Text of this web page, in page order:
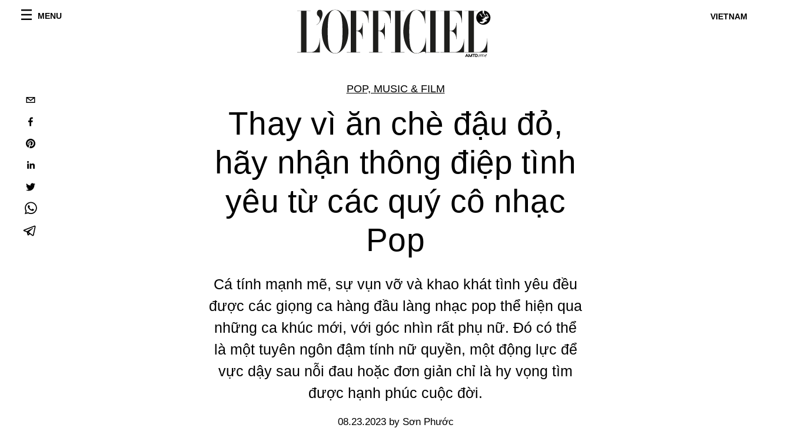
MENU VIETNAM
POP, MUSIC & FILM
Thay vì ăn chè đậu đỏ,
hãy nhận thông điệp tình
yêu từ các quý cô nhạc
Pop
Cá tính mạnh mẽ, sự vụn vỡ và khao khát tình yêu đều
được các giọng ca hàng đầu làng nhạc pop thể hiện qua
những ca khúc mới, với góc nhìn rất phụ nữ. Đó có thể
là một tuyên ngôn đậm tính nữ quyền, một động lực để
vực dậy sau nỗi đau hoặc đơn giản chỉ là hy vọng tìm
được hạnh phúc cuộc đời.
08.23.2023 by Sơn Phước